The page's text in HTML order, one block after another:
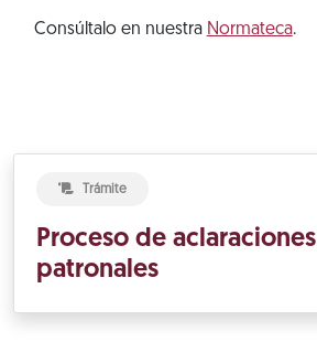
Consúltalo en nuestra Normateca.
Trámite
Proceso de aclaraciones
patronales